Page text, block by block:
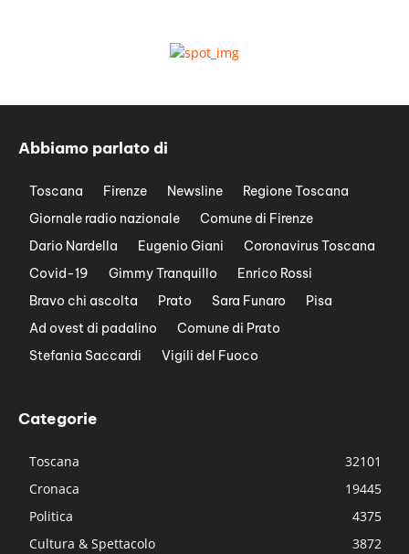
Abbiamo parlato di
Toscana Firenze Newsline
Regione Toscana
Giornale radio nazionale
Comune di Firenze
Dario Nardella
Eugenio Giani
Coronavirus Toscana
Covid-19
Gimmy Tranquillo
Enrico Rossi
Bravo chi ascolta
Prato Sara Funaro
Pisa
Ad ovest di padalino
Comune di Prato
Stefania Saccardi
Vigili del Fuoco
Categorie
Toscana
32101
Cronaca
19445
Politica
4375
Cultura & Spettacolo
3872